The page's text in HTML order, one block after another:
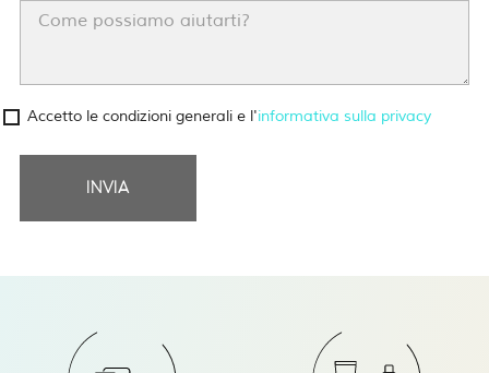
Accetto le condizioni generali e l'informativa sulla privacy